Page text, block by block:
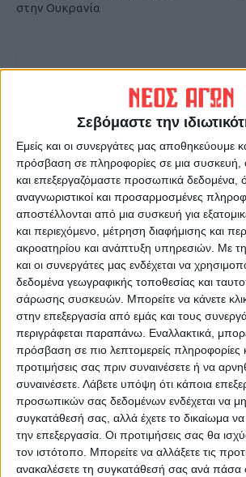
Σεβόμαστε την
Εμείς και οι συνεργάτες μας αποθηκεύουμε
πρόσβαση σε πληροφορίες σε μια συσκευή,
και επεξεργαζόμαστε προσωπικά δεδομένα,
αναγνωριστικοί και προσαρμοσμένες
αποστέλλονται από μια συσκευή για
και περιεχόμενο, μέτρηση διαφήμισης και
ακροατηρίου και ανάπτυξη υπηρεσιών. Με
και οι συνεργάτες μας ενδέχεται να
δεδομένα γεωγραφικής τοποθεσίας και
σάρωσης συσκευών. Μπορείτε να κάνετε
στην επεξεργασία από εμάς και τους
περιγράφεται παραπάνω. Εναλλακτικά,
πρόσβαση σε πιο λεπτομερείς πληροφορίες
προτιμήσεις σας πριν συναινέσετε ή να
συναινέσετε. Λάβετε υπόψη ότι κάποια
προσωπικών σας δεδομένων ενδέχεται να
συγκατάθεσή σας, αλλά έχετε το δικαίωμα να
την επεξεργασία. Οι προτιμήσεις σας θα
τον ιστότοπο. Μπορείτε να αλλάξετε τις
ανακαλέσετε τη συγκατάθεσή σας ανά πάσα
στην Ουκρανία
ΝΕΟΣ ΑΓΩΝ
https://neosagon.gr
Η Αρχαιότερη Καθημερινή Πρωινή
ΠΑΡΟΜΟΙΑ ΑΡΘΡΑ